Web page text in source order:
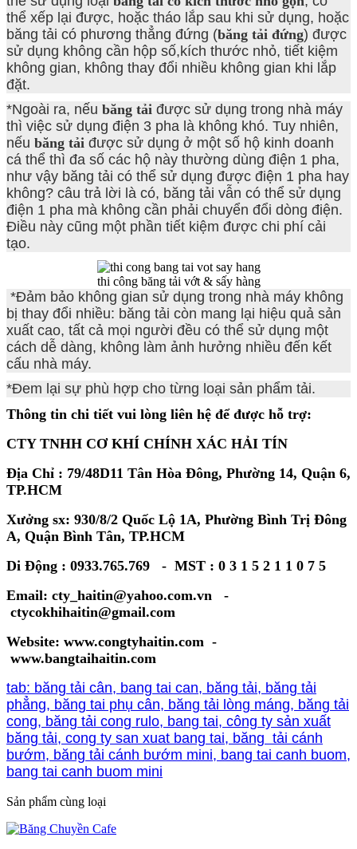
thể xếp lại được, hoặc tháo lắp sau khi sử dụng, hoặc
băng tải có phương thẳng đứng (băng tải đứng) được
sử dụng không cần hộp số,kích thước nhỏ, tiết kiệm
không gian, không thay đổi nhiều không gian khi lắp
đặt.
*Ngoài ra, nếu băng tải được sử dụng trong nhà máy
thì việc sử dụng điện 3 pha là không khó. Tuy nhiên,
nếu băng tải được sử dụng ở một số hộ kinh doanh
cá thể thì đa số các hộ này thường dùng điện 1 pha,
như vậy băng tải có thể sử dụng được điện 1 pha hay
không? câu trả lời là có, băng tải vẫn có thể sử dụng
điện 1 pha mà không cần phải chuyển đổi dòng điện.
Điều này cũng một phần tiết kiệm được chi phí cải
tạo.
thi công băng tải vớt & sấy hàng
*Đảm bảo không gian sử dụng trong nhà máy không
bị thay đổi nhiều: băng tải còn mang lại hiệu quả sản
xuất cao, tất cả mọi người đều có thể sử dụng một
cách dễ dàng, không làm ảnh hưởng nhiều đến kết
cấu nhà máy.
*Đem lại sự phù hợp cho từng loại sản phẩm tải.
Thông tin chi tiết vui lòng liên hệ để được hỗ trợ:
CTY TNHH CƠ KHÍ CHÍNH XÁC HẢI TÍN
Địa Chỉ : 79/48D11 Tân Hòa Đông, Phường 14, Quận 6,
TP.HCM
Xưởng sx: 930/8/2 Quốc Lộ 1A, Phường Bình Trị Đông
A, Quận Bình Tân, TP.HCM
Di Động : 0933.765.769 - MST : 0 3 1 5 2 1 1 0 7 5
Email: cty_haitin@yahoo.com.vn -
ctycokhihaitin@gmail.com
Website: www.congtyhaitin.com -
www.bangtaihaitin.com
tab: băng tải cân, bang tai can, băng tải, băng tải
phẳng, băng tai phụ cân, băng tải lòng máng, băng tải
cong, băng tải cong rulo, bang tai, công ty sản xuất
băng tải, cong ty san xuat bang tai, băng tải cánh
bướm, băng tải cánh bướm mini, bang tai canh buom,
bang tai canh buom mini
Sản phẩm cùng loại